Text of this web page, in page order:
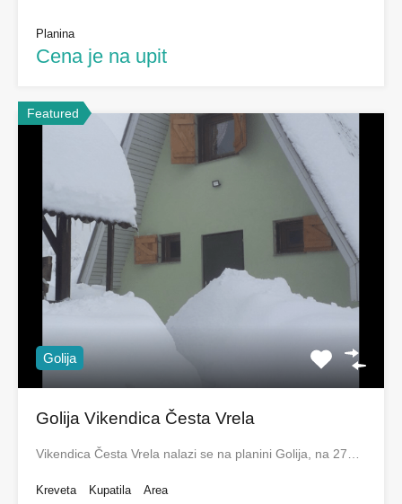
Planina
Cena je na upit
Featured
Golija
Golija Vikendica Česta Vrela
Vikendica Česta Vrela nalazi se na planini Golija, na 27…
Kreveta
Kupatila
Area